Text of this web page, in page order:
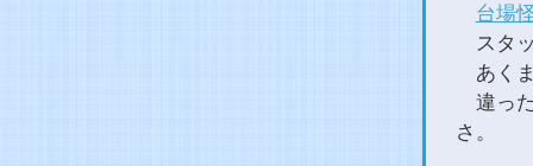
台場
スタ
あく
違っ
さ。